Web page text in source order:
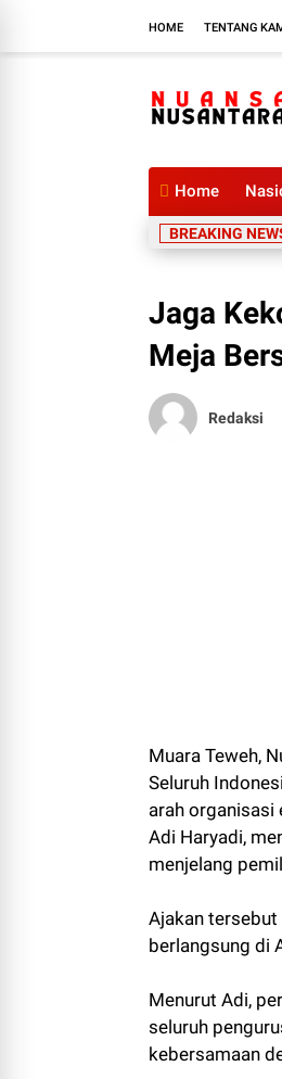
HOME TENTANG
Home
BREAKING
Jaga
Meja
Redaksi
Muara Teweh,
Seluruh
arah organisasi
Adi Haryadi,
menjelang
Ajakan
berlangsung di
Menurut Adi,
seluruh
kebersamaan